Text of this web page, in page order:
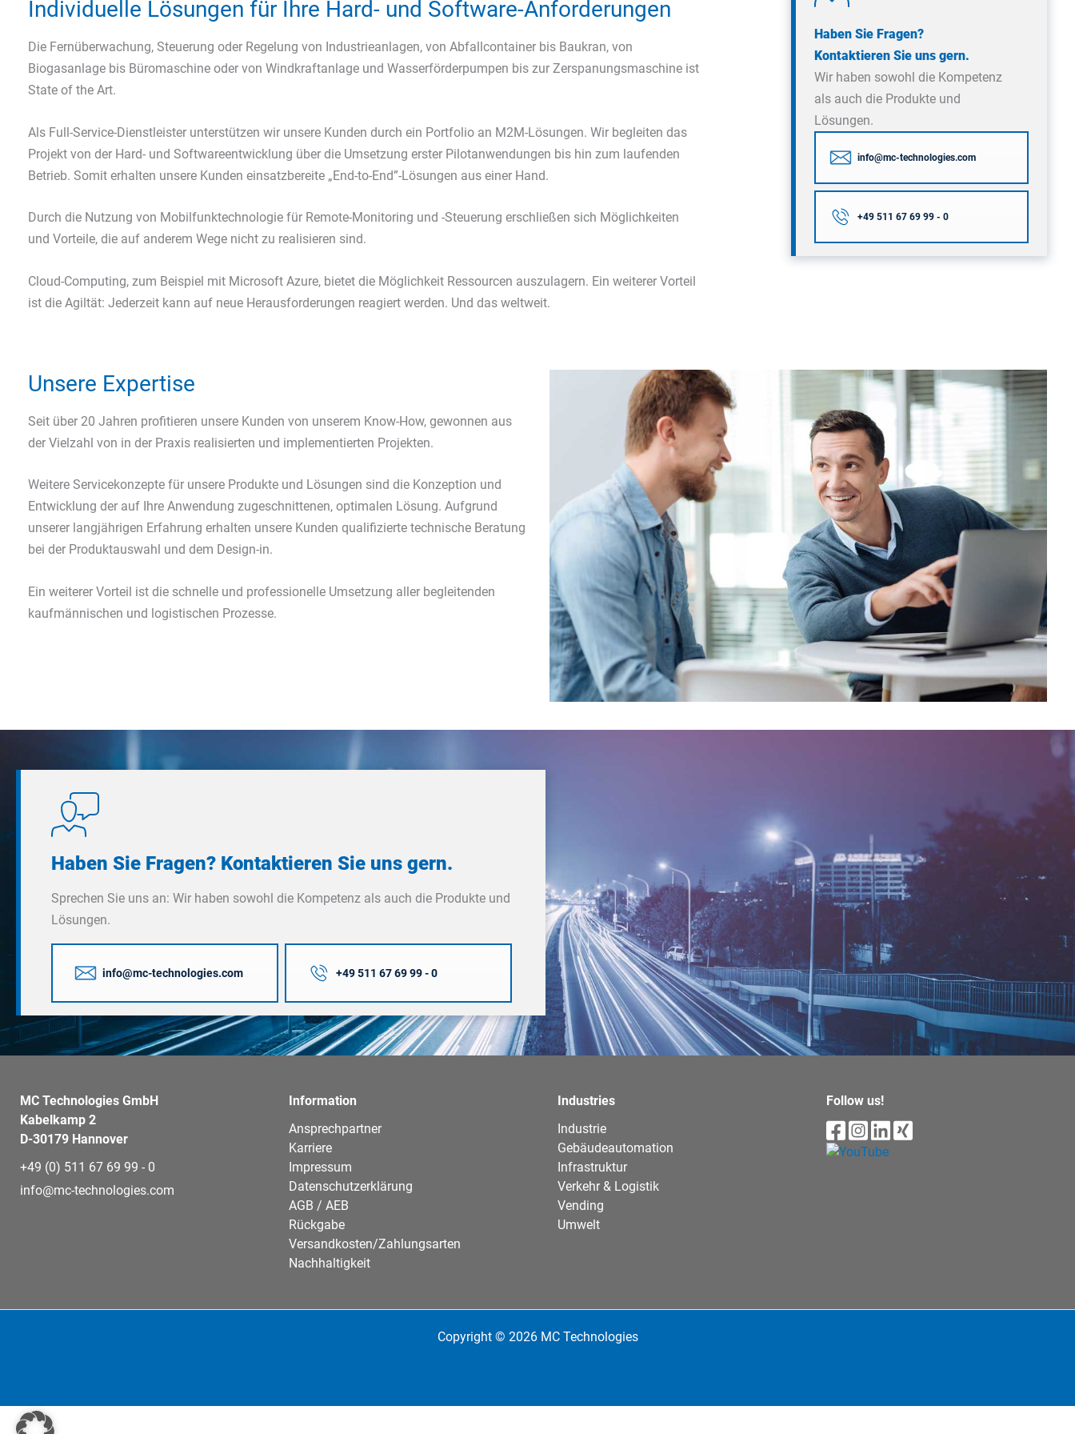
Individuelle Lösungen für Ihre Hard- und Software-Anforderungen
Die Fernüberwachung, Steuerung oder Regelung von Industrieanlagen, von Abfallcontainer bis Baukran, von
Biogasanlage bis Büromaschine oder von Windkraftanlage und Wasserförderpumpen bis zur Zerspanungsmaschine ist
State of the Art.
Als Full-Service-Dienstleister unterstützen wir unsere Kunden durch ein Portfolio an M2M-Lösungen. Wir begleiten das
Projekt von der Hard- und Softwareentwicklung über die Umsetzung erster Pilotanwendungen bis hin zum laufenden
Betrieb. Somit erhalten unsere Kunden einsatzbereite „End-to-End”-Lösungen aus einer Hand.
Durch die Nutzung von Mobilfunktechnologie für Remote-Monitoring und -Steuerung erschließen sich Möglichkeiten
und Vorteile, die auf anderem Wege nicht zu realisieren sind.
Cloud-Computing, zum Beispiel mit Microsoft Azure, bietet die Möglichkeit Ressourcen auszulagern. Ein weiterer Vorteil
ist die Agiltät: Jederzeit kann auf neue Herausforderungen reagiert werden. Und das weltweit.
Haben Sie Fragen?
Kontaktieren Sie uns gern.
Wir haben sowohl die Kompetenz
als auch die Produkte und
Lösungen.
info@mc-technologies.com
+49 511 67 69 99 - 0
Unsere Expertise
Seit über 20 Jahren profitieren unsere Kunden von unserem Know-How, gewonnen aus
der Vielzahl von in der Praxis realisierten und implementierten Projekten.
Weitere Servicekonzepte für unsere Produkte und Lösungen sind die Konzeption und
Entwicklung der auf Ihre Anwendung zugeschnittenen, optimalen Lösung. Aufgrund
unserer langjährigen Erfahrung erhalten unsere Kunden qualifizierte technische Beratung
bei der Produktauswahl und dem Design-in.
Ein weiterer Vorteil ist die schnelle und professionelle Umsetzung aller begleitenden
kaufmännischen und logistischen Prozesse.
Haben Sie Fragen? Kontaktieren Sie uns gern.
Sprechen Sie uns an: Wir haben sowohl die Kompetenz als auch die Produkte und
Lösungen.
info@mc-technologies.com +49 511 67 69 99 - 0
MC Technologies GmbH
Kabelkamp 2
D-30179 Hannover
+49 (0) 511 67 69 99 - 0
info@mc-technologies.com
Information
Ansprechpartner
Karriere
Impressum
Datenschutzerklärung
AGB / AEB
Rückgabe
Versandkosten/Zahlungsarten
Nachhaltigkeit
Industries
Industrie
Gebäudeautomation
Infrastruktur
Verkehr & Logistik
Vending
Umwelt
Follow us!
Copyright © 2026 MC Technologies